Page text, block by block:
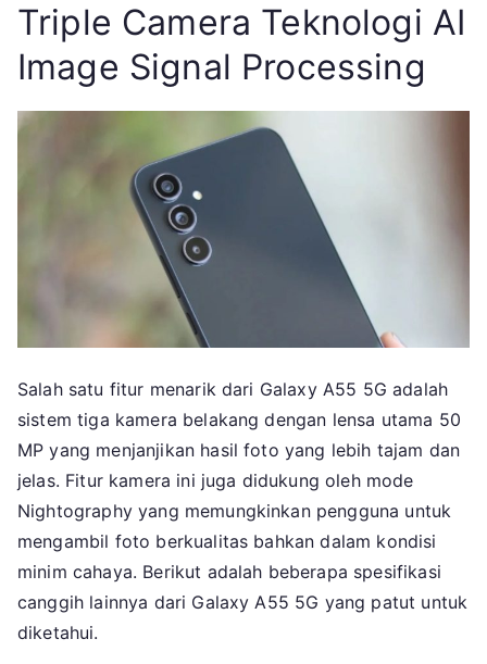
Triple Camera Teknologi AI
Image Signal Processing
Salah satu fitur menarik dari Galaxy A55 5G adalah
sistem tiga kamera belakang dengan lensa utama 50
MP yang menjanjikan hasil foto yang lebih tajam dan
jelas. Fitur kamera ini juga didukung oleh mode
Nightography yang memungkinkan pengguna untuk
mengambil foto berkualitas bahkan dalam kondisi
minim cahaya. Berikut adalah beberapa spesifikasi
canggih lainnya dari Galaxy A55 5G yang patut untuk
diketahui.